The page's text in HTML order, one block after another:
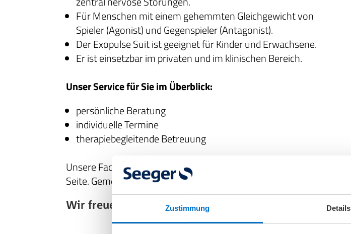
Zustimmung Details
Für Menschen mit einem gehemmten Gleichgewicht von
Spieler (Agonist) und Gegenspieler (Antagonist).
Der Exopulse Suit ist geeignet für Kinder und Erwachsene.
Er ist einsetzbar im privaten und im klinischen Bereich.
Unser Service für Sie im Überblick:
persönliche Beratung
individuelle Termine
therapiebegleitende Betreuung
Unsere Fachberater*innen stehen Ihnen mit Rat und Tat zur
Seite. Gemeinsam finden wir für Sie eine individuelle Lösung.
Wir freuen uns auf ein persönliches Gespräch.